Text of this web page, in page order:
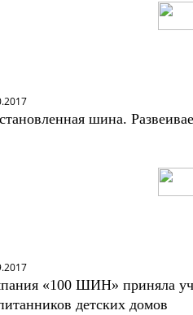
.2017
шина.
«100 ШИН» приняла
детских домов